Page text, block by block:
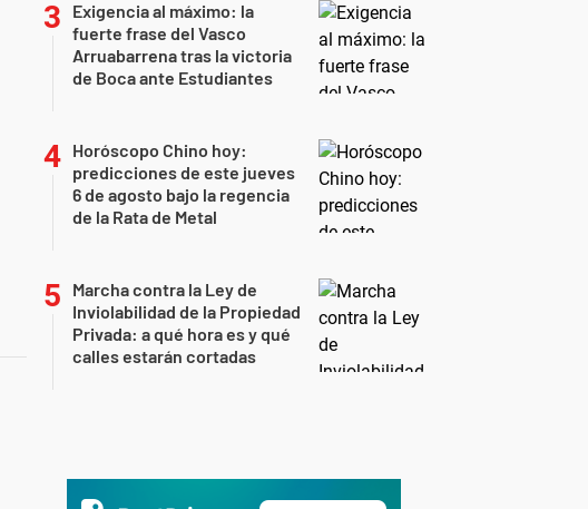
Exigencia al máximo: la
fuerte frase del Vasco
Arruabarrena tras la victoria
de Boca ante Estudiantes
Horóscopo Chino hoy:
predicciones de este jueves
6 de agosto bajo la regencia
de la Rata de Metal
Marcha contra la Ley de
Inviolabilidad de la Propiedad
Privada: a qué hora es y qué
calles estarán cortadas